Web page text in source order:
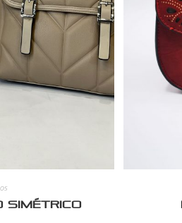
simétrico